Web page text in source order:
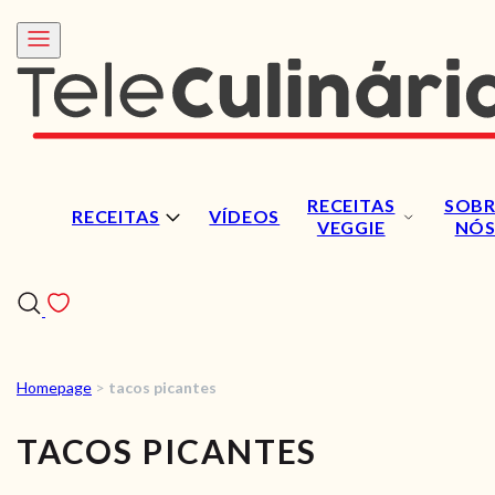
RECEITAS VÍDEOS
RECEITAS
VEGGIE
NÓS
VÍDEOS
Homepage > tacos picantes
TACOS PICANTES